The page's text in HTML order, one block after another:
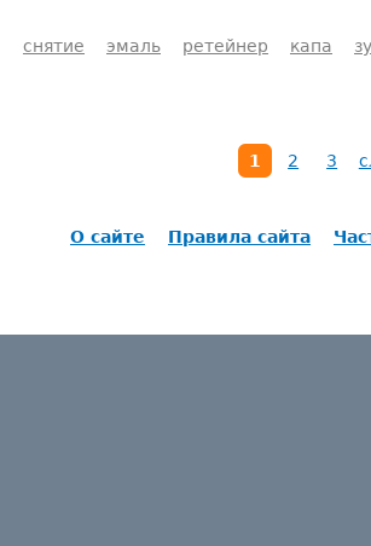
снятие эмаль ретейнер капа
1 2 3
О сайте Правила сайта